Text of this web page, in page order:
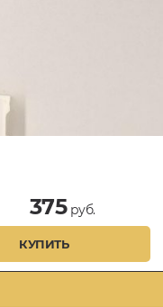
375руб.
КУПИТЬ